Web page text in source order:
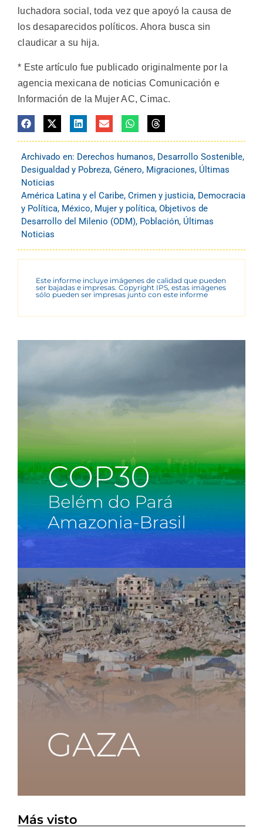
luchadora social, toda vez que apoyó la causa de
los desaparecidos políticos. Ahora busca sin
claudicar a su hija.
* Este artículo fue publicado originalmente por la
agencia mexicana de noticias Comunicación e
Información de la Mujer AC, Cimac.
Archivado en: Derechos humanos, Desarrollo Sostenible,
Desigualdad y Pobreza, Género, Migraciones, Últimas
Noticias
América Latina y el Caribe, Crimen y justicia, Democracia
y Política, México, Mujer y política, Objetivos de
Desarrollo del Milenio (ODM), Población, Últimas
Noticias
Este informe incluye imágenes de calidad que pueden
ser bajadas e impresas. Copyright IPS, estas imágenes
sólo pueden ser impresas junto con este informe
Más visto